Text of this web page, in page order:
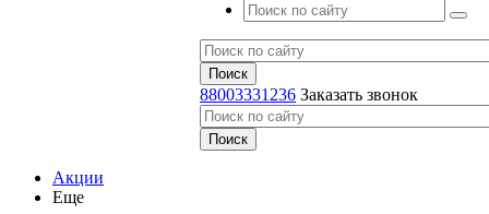
88003331236 Заказать звонок
Акции
Еще